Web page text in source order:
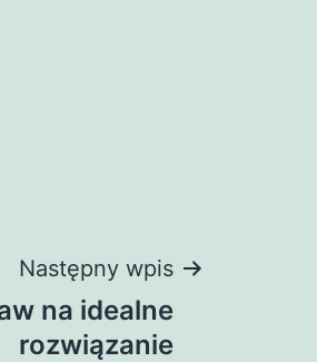
Następny wpis
na idealne
rozwiązanie